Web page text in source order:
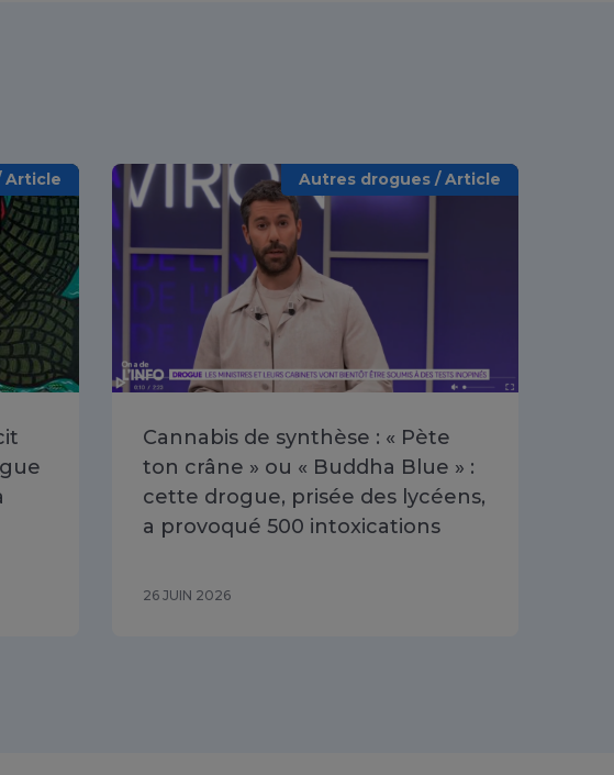
Article Autres drogues / Article
Cannabis de synthèse : « Pète
ton crâne » ou « Buddha Blue » :
cette drogue, prisée des lycéens,
a provoqué 500 intoxications
26 JUIN 2026